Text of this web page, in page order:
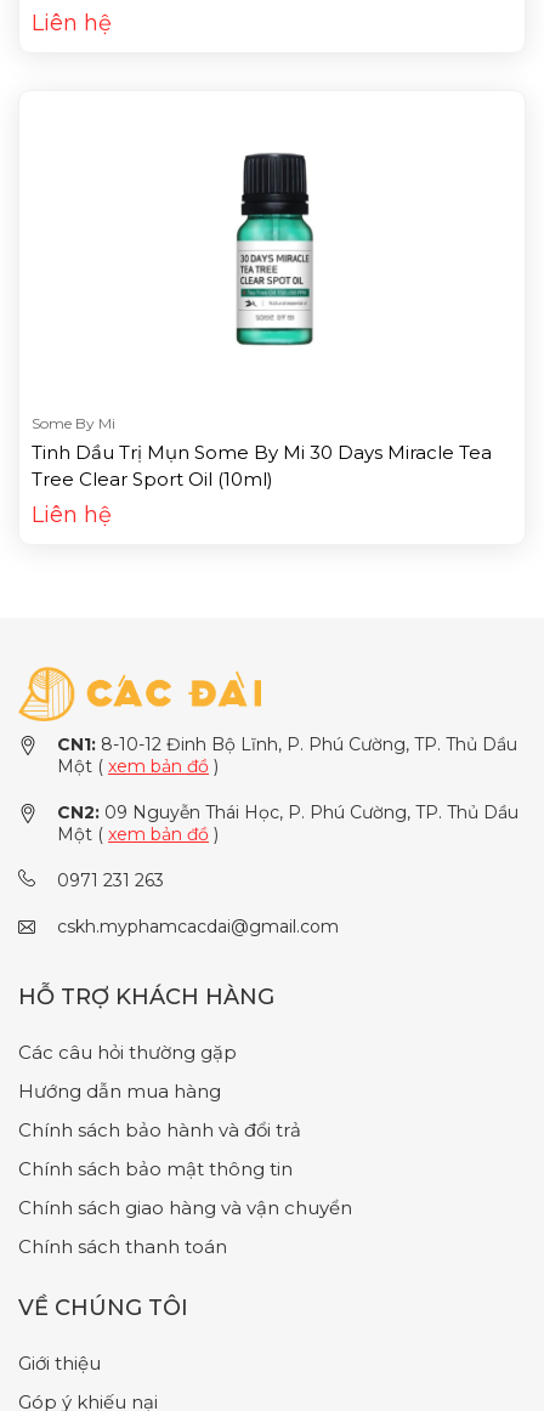
Liên hệ
Some By Mi
Tinh Dầu Trị Mụn Some By Mi 30 Days Miracle Tea
Tree Clear Sport Oil (10ml)
Liên hệ
CN1: 8-10-12 Đinh Bộ Lĩnh, P. Phú Cường, TP. Thủ Dầu
Một ( xem bản đồ )
CN2: 09 Nguyễn Thái Học, P. Phú Cường, TP. Thủ Dầu
Một ( xem bản đồ )
0971 231 263
cskh.myphamcacdai@gmail.com
HỖ TRỢ KHÁCH HÀNG
Các câu hỏi thường gặp
Hướng dẫn mua hàng
Chính sách bảo hành và đổi trả
Chính sách bảo mật thông tin
Chính sách giao hàng và vận chuyển
Chính sách thanh toán
VỀ CHÚNG TÔI
Giới thiệu
Góp ý khiếu nại